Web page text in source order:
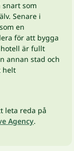
som
Senare i
en
för att bygga
är fullt
annan stad och
helt
leta reda på
Agency.